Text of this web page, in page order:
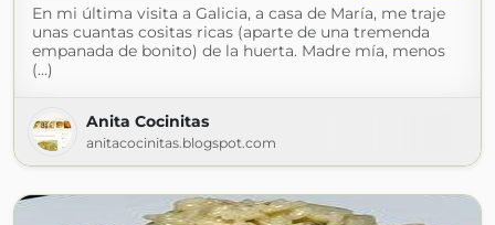
En mi última visita a Galicia, a casa de María, me traje
unas cuantas cositas ricas (aparte de una tremenda
empanada de bonito) de la huerta. Madre mía, menos
(...)
Anita Cocinitas
anitacocinitas.blogspot.com